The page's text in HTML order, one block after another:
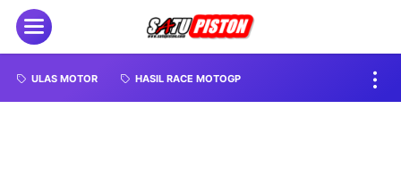
ULAS MOTOR HASIL RACE MOTOGP